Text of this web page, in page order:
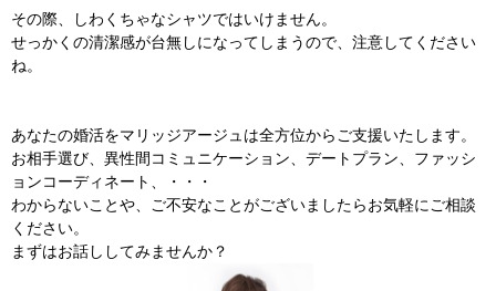
その際、しわくちゃなシャツではいけません。
せっかくの清潔感が台無しになってしまうので、注意してください
ね。
あなたの婚活をマリッジアージュは全方位からご支援いたします。
お相手選び、異性間コミュニケーション、デートプラン、ファッシ
ョンコーディネート、・・・
わからないことや、ご不安なことがございましたらお気軽にご相談
ください。
まずはお話ししてみませんか？